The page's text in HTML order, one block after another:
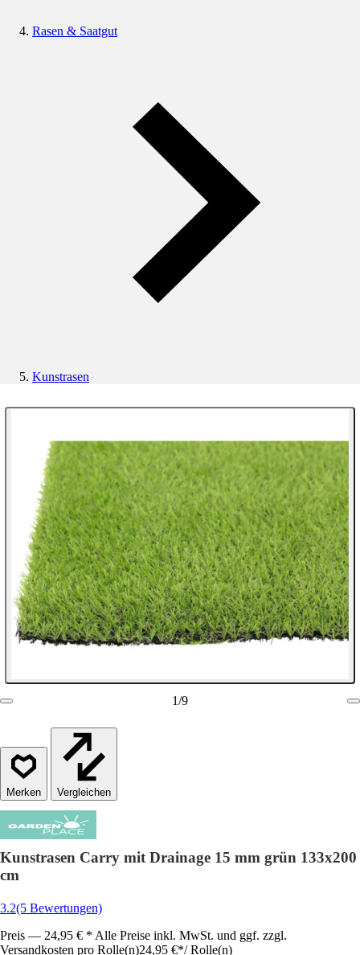
Rasen & Saatgut
Kunstrasen
1/9
Vergleichen
Kunstrasen Carry mit Drainage 15 mm grün 133x200
cm
3.2(5 Bewertungen)
Preis — 24,95 € * Alle Preise inkl. MwSt. und ggf. zzgl.
Versandkosten pro Rolle(n)24,95 €*/ Rolle(n)